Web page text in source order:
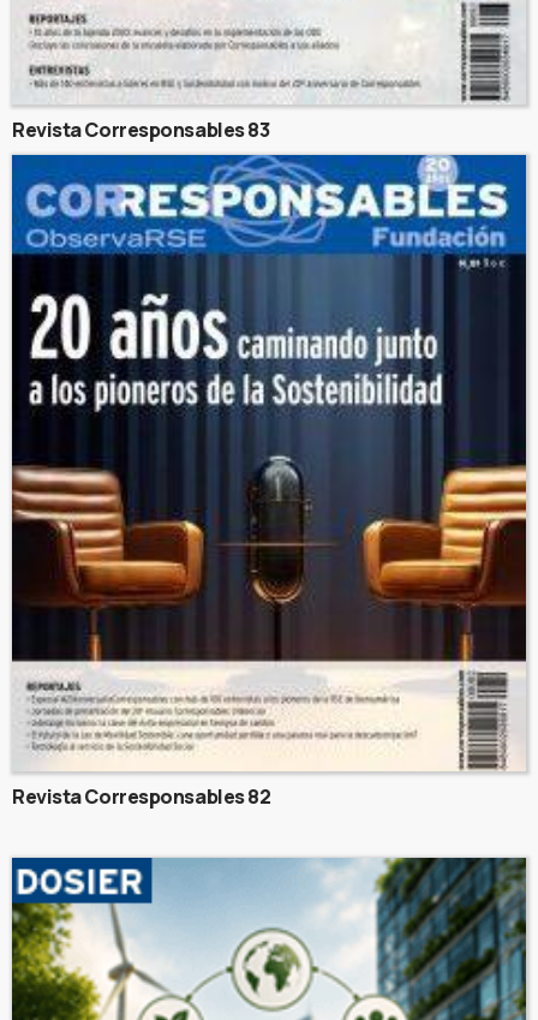
Revista Corresponsables 83
Revista Corresponsables 82